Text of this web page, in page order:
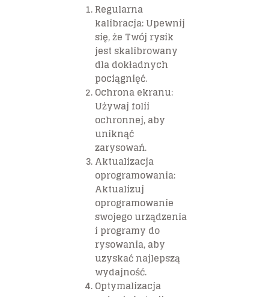
Regularna
kalibracja:Upewnij
się, że Twój rysik
jest skalibrowany
dla dokładnych
pociągnięć.
Ochrona ekranu:
Używaj folii
ochronnej, aby
uniknąć
zarysowań.
Aktualizacja
oprogramowania:
Aktualizuj
oprogramowanie
swojego urządzenia
i programy do
rysowania, aby
uzyskać najlepszą
wydajność.
Optymalizacja